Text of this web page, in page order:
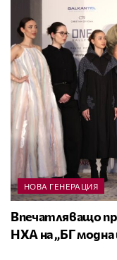
НОВА ГЕНЕРАЦИЯ
Впечатляващо
НХА на „БГ модна